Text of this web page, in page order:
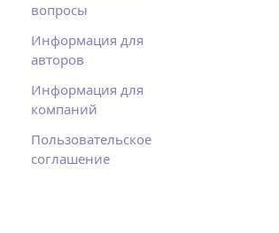
вопросы
Информация для
авторов
Информация для
компаний
Пользовательское
соглашение